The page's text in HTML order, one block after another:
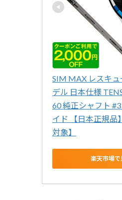
SIM MAX レスキュ
デル 日本仕様
60 純正シャフト #3
イド 【日本正規品
対象】
楽天市場で